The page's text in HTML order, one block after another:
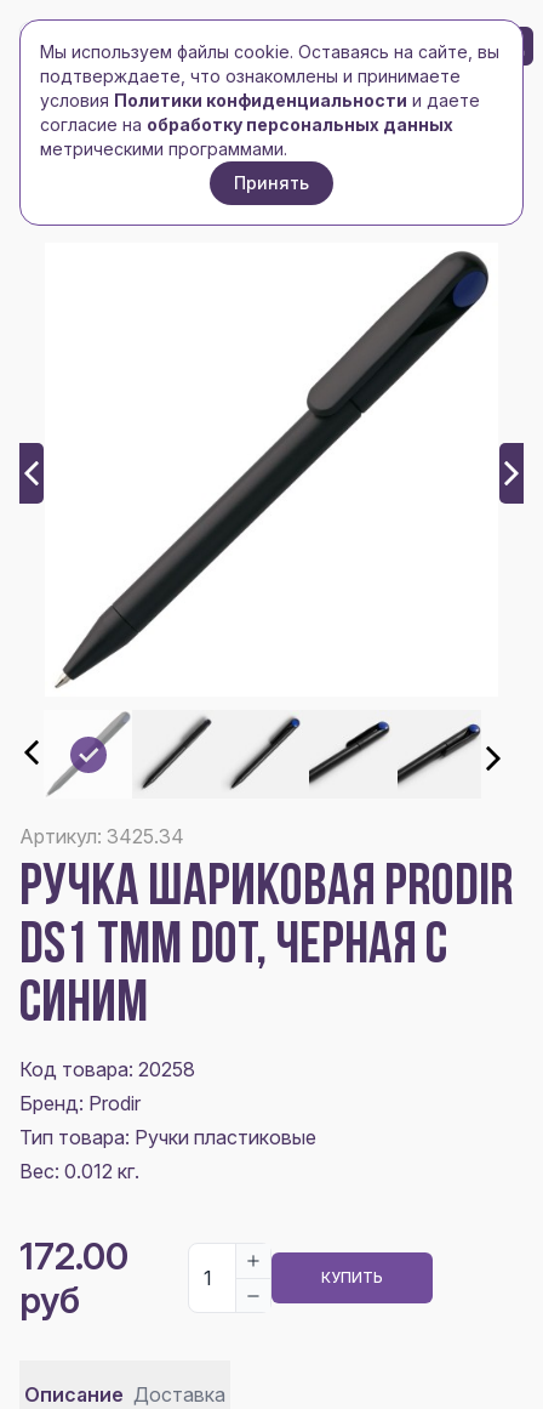
Toggle navigation
Toggle navigation
БРЕНД-ЛОГО 0
Главная/Ручки, карандаши, маркеры/
Ручки пластиковые/
Ручка шариковая Prodir DS1 TMM Dot, черная с синим
Артикул: 3425.34
РУЧКА ШАРИКОВАЯ PRODIR
DS1 TMM DOT, ЧЕРНАЯ С
СИНИМ
Код товара: 20258
Бренд: Prodir
Тип товара: Ручки пластиковые
Вес: 0.012 кг.
172.00
руб
КУПИТЬ
Описание Доставка
Мы используем файлы cookie. Оставаясь на сайте, вы
подтверждаете, что ознакомлены и принимаете
условия Политики конфиденциальности и даете
согласие на обработку персональных данных
метрическими программами.
Принять